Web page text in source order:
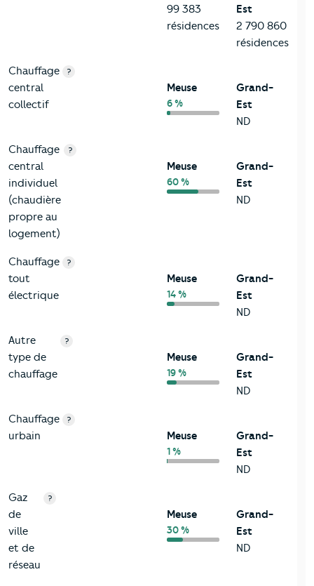
99 383
résidences
Est
2 790 860
résidences
Chauffage
central
collectif
?
Meuse
6 %
Grand-
Est
ND
Chauffage
central
individuel
(chaudière
propre au
logement)
?
Meuse
60 %
Grand-
Est
ND
Chauffage
tout
électrique
?
Meuse
14 %
Grand-
Est
ND
Autre
type de
chauffage
?
Meuse
19 %
Grand-
Est
ND
Chauffage
urbain
?
Meuse
1 %
Grand-
Est
ND
Gaz
de
ville
et de
réseau
?
Meuse
30 %
Grand-
Est
ND